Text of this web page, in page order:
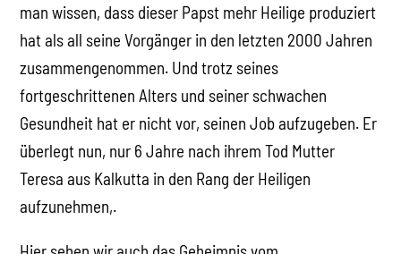
man wissen, dass dieser Papst mehr Heilige produziert
hat als all seine Vorgänger in den letzten 2000 Jahren
zusammengenommen. Und trotz seines
fortgeschrittenen Alters und seiner schwachen
Gesundheit hat er nicht vor, seinen Job aufzugeben. Er
überlegt nun, nur 6 Jahre nach ihrem Tod Mutter
Teresa aus Kalkutta in den Rang der Heiligen
aufzunehmen,.